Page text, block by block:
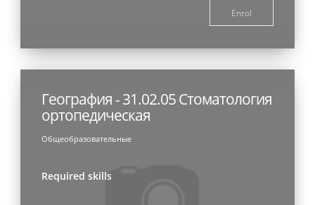
Enrol
География - 31.02.05 Стоматология
ортопедическая
Общеобразовательные
Required skills